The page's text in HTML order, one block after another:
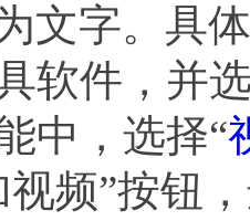
文字。具
软件，并
中，选择“
视频”按钮